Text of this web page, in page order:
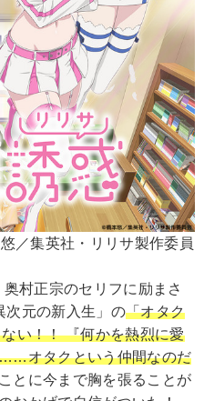
／集英社・リリサ製作委員
村正宗のセリフに励まさ
次元の新入生」の「オタク
い！！ 『何かを熱烈に愛
オタクという仲間なのだ
とに今まで胸を張ることが